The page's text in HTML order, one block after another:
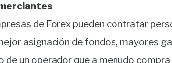
de Forex pueden contratar
asignación de fondos, mayores
de un operador que a menudo